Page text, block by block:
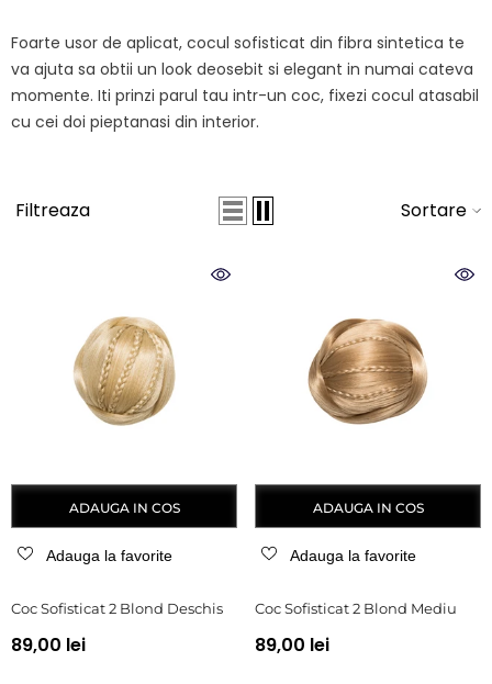
Foarte usor de aplicat, cocul sofisticat din fibra sintetica te
va ajuta sa obtii un look deosebit si elegant in numai cateva
momente. Iti prinzi parul tau intr-un coc, fixezi cocul atasabil
cu cei doi pieptanasi din interior.
Filtreaza Sortare
ADAUGA IN COS
Adauga la favorite
Coc Sofisticat 2 Blond Deschis
89,00 lei
ADAUGA IN COS
Adauga la favorite
Coc Sofisticat 2 Blond Mediu
89,00 lei